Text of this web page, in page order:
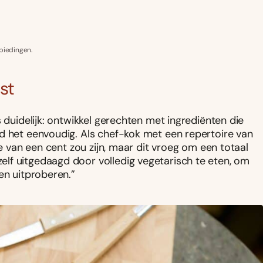
ontwikkel gerechten met ingrediënten die
het eenvoudig. Als chef-kok met een repertoire van
een cent zou zijn, maar dit vroeg om een totaal
uitgedaagd door volledig vegetarisch te eten, om
uitproberen.”